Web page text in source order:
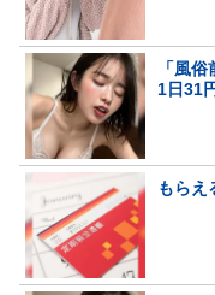
「風
1日31
もらえ